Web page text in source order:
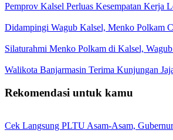
Pemprov Kalsel Perluas Kesempatan Kerja
Didampingi Wagub Kalsel, Menko Polkam
Silaturahmi Menko Polkam di Kalsel,
Walikota Banjarmasin Terima Kunjungan
Rekomendasi untuk kamu
Cek Langsung PLTU Asam-Asam,